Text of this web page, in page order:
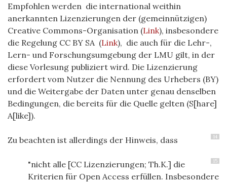
Empfohlen werden die international weithin
anerkannten Lizenzierungen der (gemeinnützigen)
Creative Commons-Organisation (Link), insbesondere
die Regelung CC BY SA (Link), die auch für die Lehr-,
Lern- und Forschungsumgebung der LMU gilt, in der
diese Vorlesung publiziert wird. Die Lizenzierung
erfordert vom Nutzer die Nennung des Urhebers (BY)
und die Weitergabe der Daten unter genau denselben
Bedingungen, die bereits für die Quelle gelten (S[hare]
A[like]).
14
Zu beachten ist allerdings der Hinweis, dass
15
"nicht alle [CC Lizenzierungen; Th.K.] die
Kriterien für Open Access erfüllen. Insbesondere